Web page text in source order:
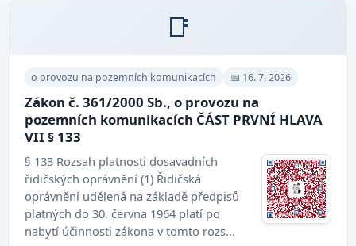
📑
o provozu na pozemních komunikacích 📅 16. 7. 2026
Zákon č. 361/2000 Sb., o provozu na
pozemních komunikacích ČÁST PRVNÍ HLAVA
VII § 133
§ 133 Rozsah platnosti dosavadních
řidičských oprávnění (1) Řidičská
oprávnění udělená na základě předpisů
platných do 30. června 1964 platí po
nabytí účinnosti zákona v tomto rozs...